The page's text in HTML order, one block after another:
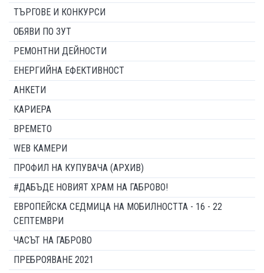
ТЪРГОВЕ И КОНКУРСИ
ОБЯВИ ПО ЗУТ
РЕМОНТНИ ДЕЙНОСТИ
ЕНЕРГИЙНА ЕФЕКТИВНОСТ
АНКЕТИ
КАРИЕРА
ВРЕМЕТО
WEB КАМЕРИ
ПРОФИЛ НА КУПУВАЧА (АРХИВ)
#ДАБЪДЕ НОВИЯТ ХРАМ НА ГАБРОВО!
ЕВРОПЕЙСКА СЕДМИЦА НА МОБИЛНОСТТА - 16 - 22
СЕПТЕМВРИ
ЧАСЪТ НА ГАБРОВО
ПРЕБРОЯВАНЕ 2021